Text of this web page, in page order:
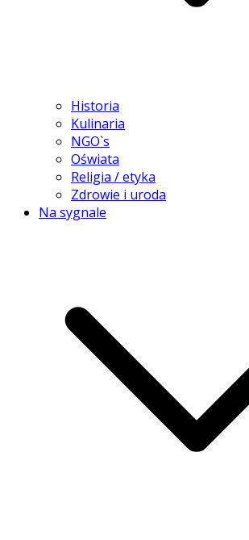
Historia
Kulinaria
NGO`s
Oświata
Religia / etyka
Zdrowie i uroda
Na sygnale